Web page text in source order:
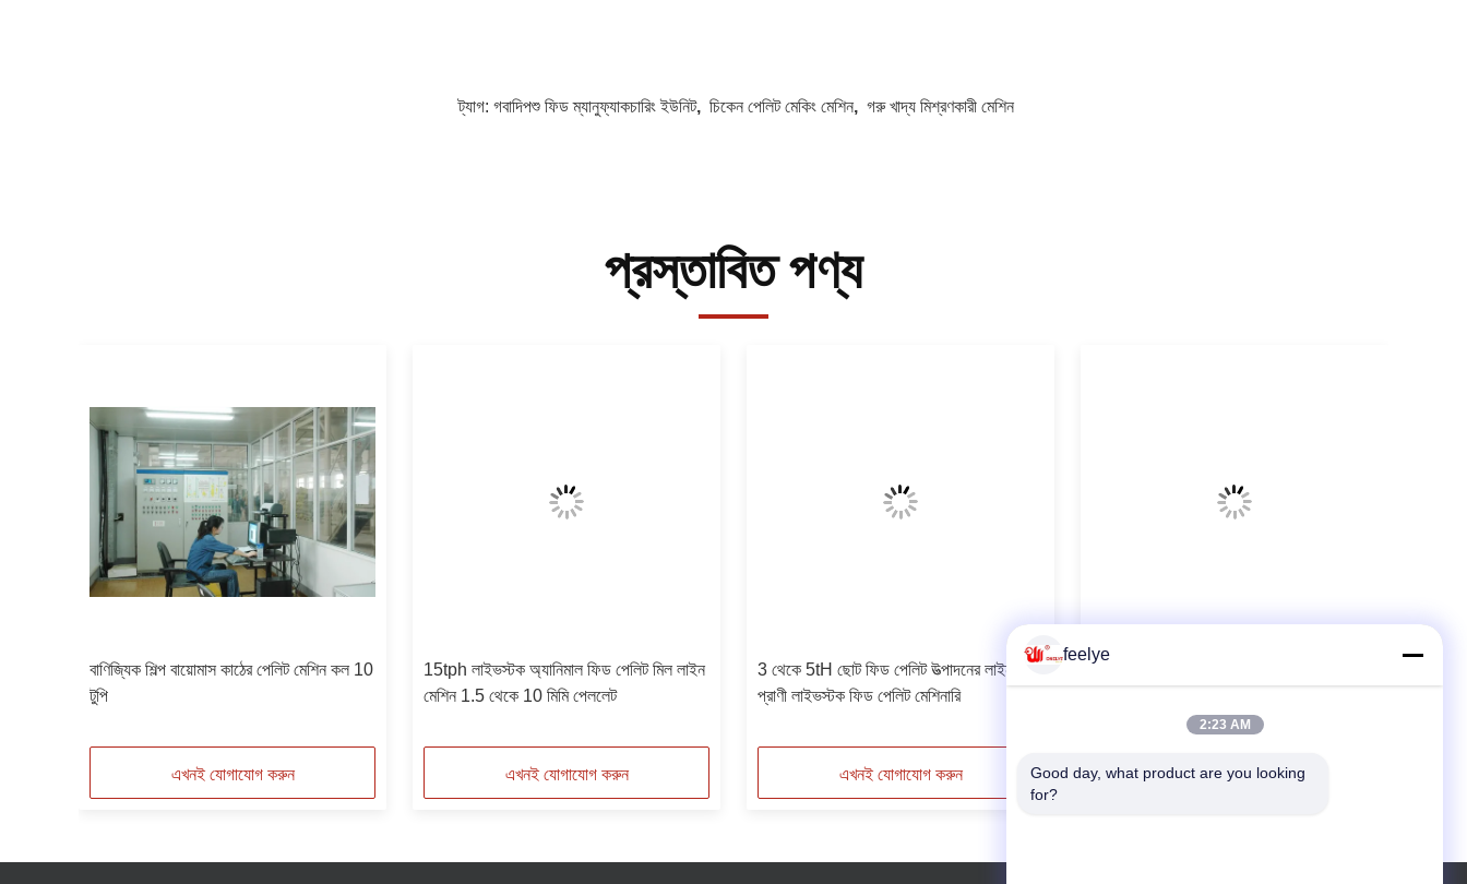
ট্যাগ: গবাদিপশু ফিড ম্যানুফ্যাকচারিং ইউনিট, চিকেন পেলিট মেকিং মেশিন, গরু খাদ্য মিশ্রণকারী মেশিন
প্রস্তাবিত পণ্য
বাণিজ্যিক শিল্প বায়োমাস কাঠের পেলিট মেশিন কল 10
টুপি
এখনই যোগাযোগ করুন
15tph লাইভস্টক অ্যানিমাল ফিড পেলিট মিল লাইন
মেশিন 1.5 থেকে 10 মিমি পেললেট
এখনই যোগাযোগ করুন
3 থেকে 5tH ছোট ফিড পেলিট উত্পাদনের লাইন
প্রাণী লাইভস্টক ফিড পেলিট মেশিনারি
এখনই যোগাযোগ করুন
10 ম ফিশ চিংড়ি কাঠের ফিড প্লেট মেকিং মেশিন
এখনই যোগাযোগ করুন
feelye
2:23 AM
Good day, what product are you looking
for?